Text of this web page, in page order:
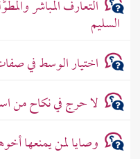
التعارف المباشر
السليم
اختيار الوسط في
لا حرج في نكاح من
وصايا لمن يمنعها